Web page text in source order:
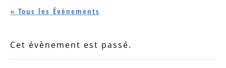
« Tous les Évènements
Cet évènement est passé.